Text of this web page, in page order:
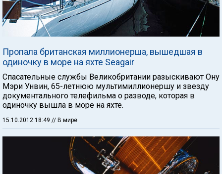
Пропала британская миллионерша, вышедшая в
одиночку в море на яхте Seagair
Спасательные службы Великобритании разыскивают Ону
Мэри Унвин, 65-летнюю мультимиллионершу и звезду
документального телефильма о разводе, которая в
одиночку вышла в море на яхте.
15.10.2012 18:49 // В мире